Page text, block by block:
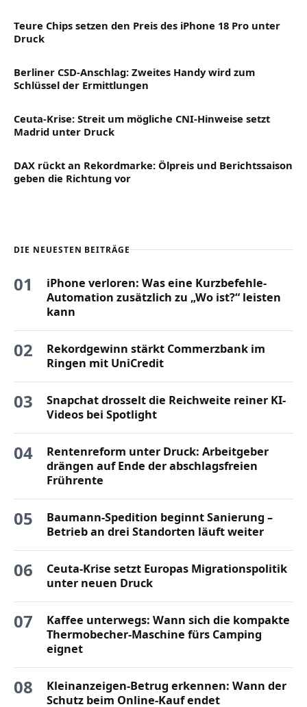
Teure Chips setzen den Preis des iPhone 18 Pro unter
Druck
Berliner CSD-Anschlag: Zweites Handy wird zum
Schlüssel der Ermittlungen
Ceuta-Krise: Streit um mögliche CNI-Hinweise setzt
Madrid unter Druck
DAX rückt an Rekordmarke: Ölpreis und Berichtssaison
geben die Richtung vor
DIE NEUESTEN BEITRÄGE
01
iPhone verloren: Was eine Kurzbefehle-
Automation zusätzlich zu „Wo ist?“ leisten
kann
02
Rekordgewinn stärkt Commerzbank im
Ringen mit UniCredit
03
Snapchat drosselt die Reichweite reiner KI-
Videos bei Spotlight
04
Rentenreform unter Druck: Arbeitgeber
drängen auf Ende der abschlagsfreien
Frührente
05
Baumann-Spedition beginnt Sanierung –
Betrieb an drei Standorten läuft weiter
06
Ceuta-Krise setzt Europas Migrationspolitik
unter neuen Druck
07
Kaffee unterwegs: Wann sich die kompakte
Thermobecher-Maschine fürs Camping
eignet
08
Kleinanzeigen-Betrug erkennen: Wann der
Schutz beim Online-Kauf endet